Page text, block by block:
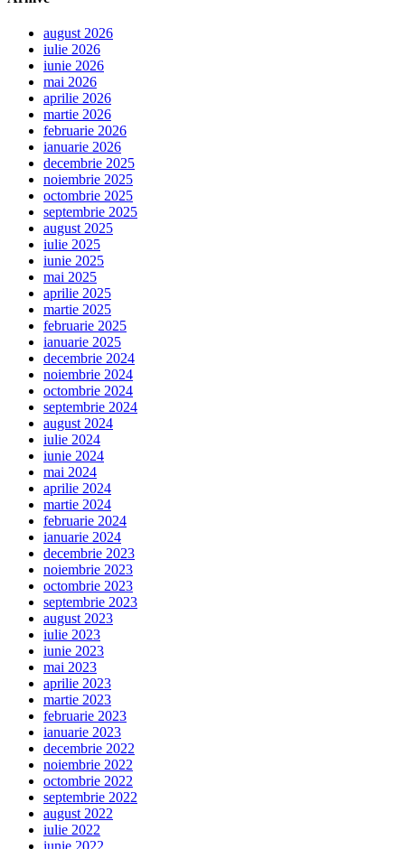
august 2026
iulie 2026
iunie 2026
mai 2026
aprilie 2026
martie 2026
februarie 2026
ianuarie 2026
decembrie 2025
noiembrie 2025
octombrie 2025
septembrie 2025
august 2025
iulie 2025
iunie 2025
mai 2025
aprilie 2025
martie 2025
februarie 2025
ianuarie 2025
decembrie 2024
noiembrie 2024
octombrie 2024
septembrie 2024
august 2024
iulie 2024
iunie 2024
mai 2024
aprilie 2024
martie 2024
februarie 2024
ianuarie 2024
decembrie 2023
noiembrie 2023
octombrie 2023
septembrie 2023
august 2023
iulie 2023
iunie 2023
mai 2023
aprilie 2023
martie 2023
februarie 2023
ianuarie 2023
decembrie 2022
noiembrie 2022
octombrie 2022
septembrie 2022
august 2022
iulie 2022
iunie 2022